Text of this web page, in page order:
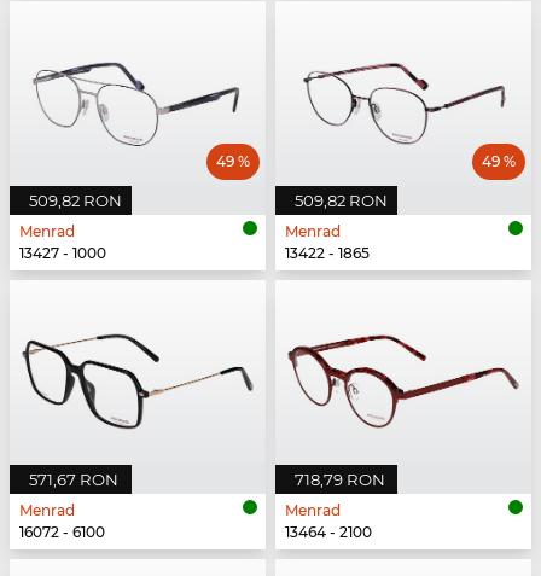
509,82 RON
49 %
Menrad
13427 - 1000
509,82 RON
49 %
Menrad
13422 - 1865
571,67 RON
Menrad
16072 - 6100
718,79 RON
Menrad
13464 - 2100